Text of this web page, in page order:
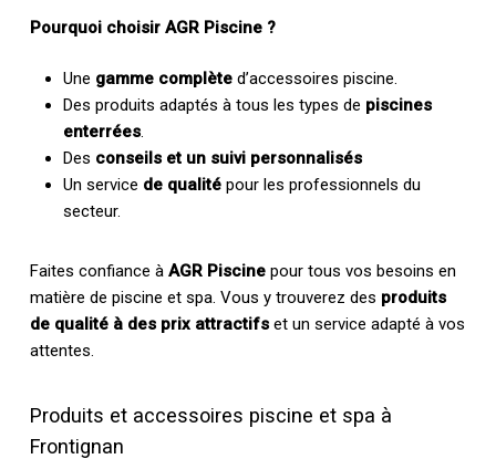
Pourquoi choisir AGR Piscine ?
Une gamme complèted’accessoires piscine.
Des produits adaptés à tous les types de piscines
enterrées.
Des conseils et un suivi personnalisés
Un service de qualitépour les professionnels du
secteur.
Faites confiance à AGR Piscinepour tous vos besoins en
matière de piscine et spa. Vous y trouverez des produits
de qualité à des prix attractifset un service adapté à vos
attentes.
Produits et accessoires piscine et spa à
Frontignan